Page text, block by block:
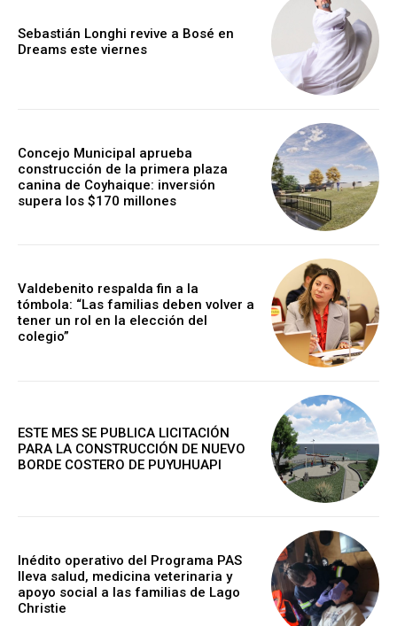
Sebastián Longhi revive a Bosé en
Dreams este viernes
Concejo Municipal aprueba
construcción de la primera plaza
canina de Coyhaique: inversión
supera los $170 millones
Valdebenito respalda fin a la
tómbola: “Las familias deben volver a
tener un rol en la elección del
colegio”
ESTE MES SE PUBLICA LICITACIÓN
PARA LA CONSTRUCCIÓN DE NUEVO
BORDE COSTERO DE PUYUHUAPI
Inédito operativo del Programa PAS
lleva salud, medicina veterinaria y
apoyo social a las familias de Lago
Christie